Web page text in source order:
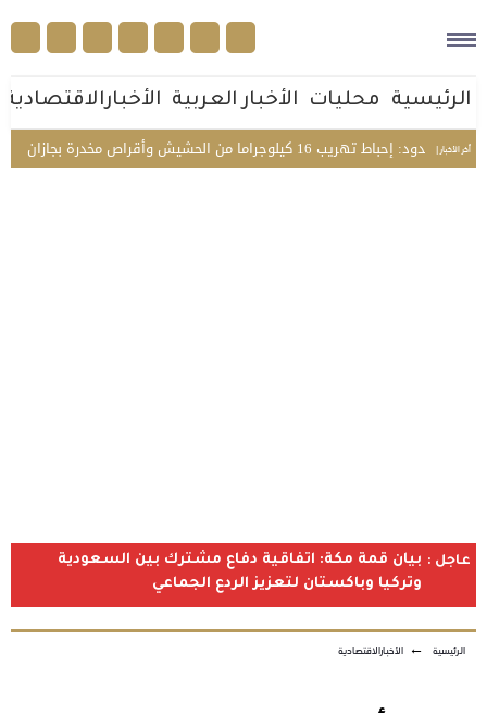
الرئيسية محليات الأخبار العربية الأخبارالاقتصادية
أخر الأخبار |
إحباط تهريب 16 كيلوجراما من الحشيش وأقراص مخدرة بجازان
عاجل : بيان قمة مكة: اتفاقية دفاع مشترك بين السعودية
وتركيا وباكستان لتعزيز الردع الجماعي
الرئيسية ← الأخبارالاقتصادية